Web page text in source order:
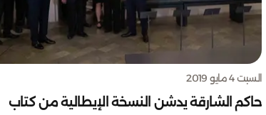
السبت 4 مايو 2019
حاكم الشارقة يدشن النسخة الإيطالية من كتاب